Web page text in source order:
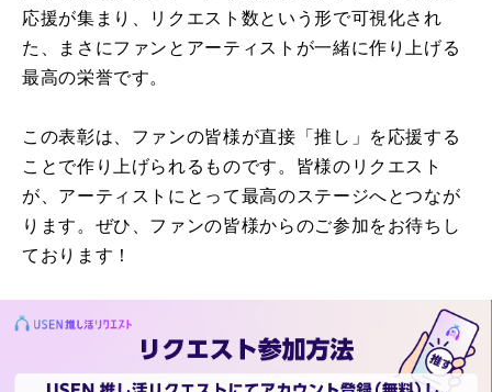
応援が集まり、リクエスト数という形で可視化され
た、まさにファンとアーティストが一緒に作り上げる
最高の栄誉です。
この表彰は、ファンの皆様が直接「推し」を応援する
ことで作り上げられるものです。皆様のリクエスト
が、アーティストにとって最高のステージへとつなが
ります。ぜひ、ファンの皆様からのご参加をお待ちし
ております！